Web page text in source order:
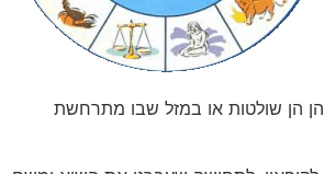
הן שולטות או במזל שבו מתרחשת